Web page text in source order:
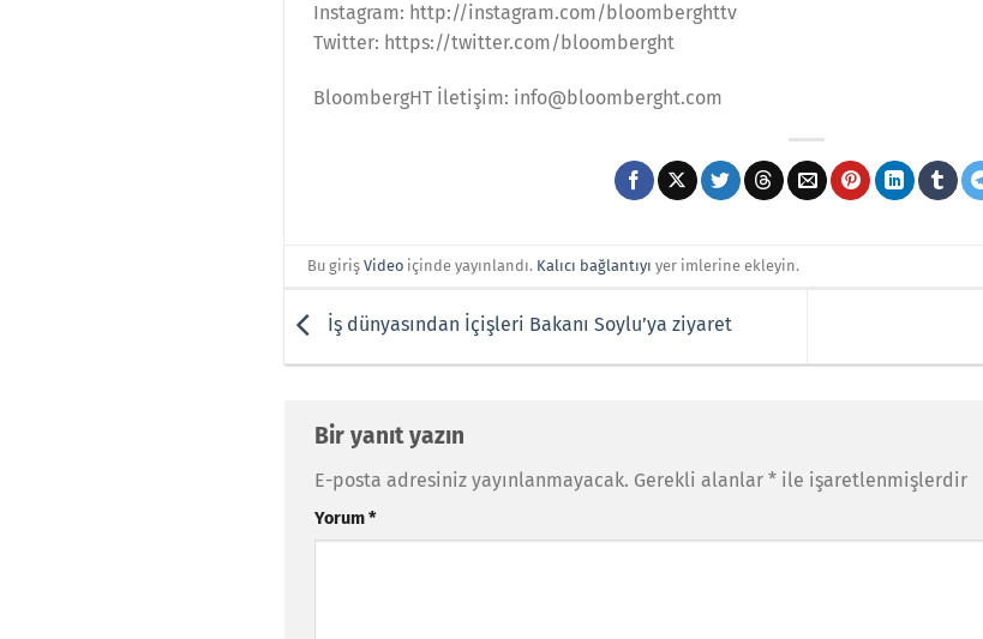
Instagram: http://instagram.com/bloomberghttv
Twitter: https://twitter.com/bloomberght
BloombergHT İletişim: info@bloomberght.com
Bu girişVideo içinde yayınlandı. Kalıcı bağlantıyı yer imlerine ekleyin.
İş dünyasından İçişleri Bakanı Soylu’ya ziyaret
Bir yanıt yazın
E-posta adresiniz yayınlanmayacak. Gerekli alanlar * ile işaretlenmişlerdir
Yorum*